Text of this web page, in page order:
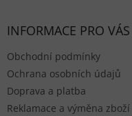
INFORMACE PRO VÁS
Obchodní podmínky
Ochrana osobních údajů
Doprava a platba
Reklamace a výměna zboží